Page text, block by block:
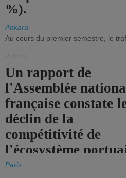
%).
Ankara
Au cours du premier semestre, le
Un rapport de
l'Assemblée
française constate
déclin de la
compétitivité de
l'écosystème
de l'État.
Paris